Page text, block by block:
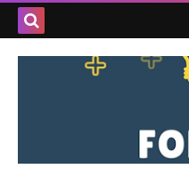
بحث